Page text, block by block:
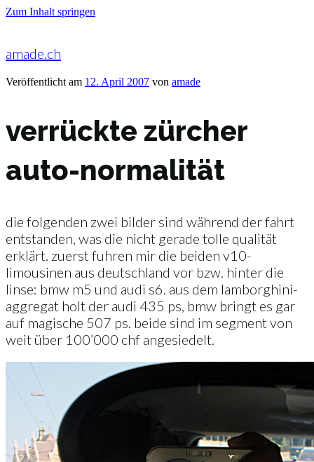
Zum Inhalt springen
amade.ch
Veröffentlicht am 12. April 2007 von amade
verrückte zürcher
auto-normalität
die folgenden zwei bilder sind während der fahrt
entstanden, was die nicht gerade tolle qualität
erklärt. zuerst fuhren mir die beiden v10-
limousinen aus deutschland vor bzw. hinter die
linse: bmw m5 und audi s6. aus dem lamborghini-
aggregat holt der audi 435 ps, bmw bringt es gar
auf magische 507 ps. beide sind im segment von
weit über 100’000 chf angesiedelt.